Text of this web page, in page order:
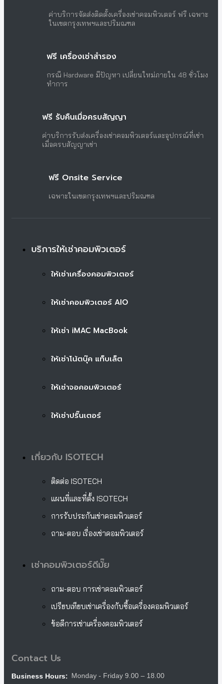
ค่าบริการจัดส่งติดตั้งเครื่องเช่าคอมพิวเตอร์ ฟรี เฉพาะ
ในเขตกรุงเทพฯและปริมณฑล
ฟรี เครื่องเช่าสำรอง
กรณี Hardware มีปัญหา เปลี่ยนใหม่ภายใน 48 ชั่วโมง
ทำการ
ฟรี รับคืนเมื่อครบสัญญา
ค่าบริการรับส่งเครื่องเช่าคอมพิวเตอร์และอุปกรณ์ที่เช่า
เมื่อครบสัญญาเช่า
ฟรี Onsite Service
เฉพาะในเขตกรุงเทพฯและปริมณฑล
บริการให้เช่าคอมพิวเตอร์
ให้เช่าเครื่องคอมพิวเตอร์
ให้เช่าคอมพิวเตอร์ AIO
ให้เช่า iMAC MacBook
ให้เช่าโน้ตบุ๊ค แท็บเล็ต
ให้เช่าจอคอมพิวเตอร์
ให้เช่าปริ๊นเตอร์
เกี่ยวกับ ISOTECH
ติดต่อ ISOTECH
แผนที่และที่ตั้ง ISOTECH
การรับประกันเช่าคอมพิวเตอร์
ถาม-ตอบ เรื่องเช่าคอมพิวเตอร์
เช่าคอมพิวเตอร์ดีมั๊ย
ถาม-ตอบ การเช่าคอมพิวเตอร์
เปรียบเทียบเช่าเครื่องกับซื้อเครื่องคอมพิวเตอร์
ข้อดีการเช่าเครื่องคอมพิวเตอร์
Contact Us
Business Hours: Monday - Friday 9.00 – 18.00